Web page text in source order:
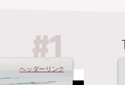
#1
ヘッダーリンク